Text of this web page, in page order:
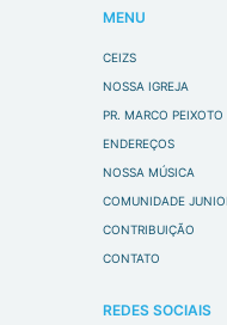
MENU
CEIZS
NOSSA IGREJA
PR. MARCO PEIXOTO
ENDEREÇOS
NOSSA MÚSICA
COMUNIDADE
CONTRIBUIÇÃO
CONTATO
REDES SOCIAIS